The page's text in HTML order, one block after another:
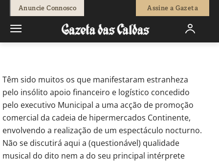
Anuncie Connosco Assine a Gazeta
Jose Faria - 4 de Setembro, 2015 1019 0
Têm sido muitos os que manifestaram estranheza
pelo insólito apoio financeiro e logístico concedido
pelo executivo Municipal a uma acção de promoção
comercial da cadeia de hipermercados Continente,
envolvendo a realização de um espectáculo nocturno.
Não se discutirá aqui a (questionável) qualidade
musical do dito nem a do seu principal intérprete